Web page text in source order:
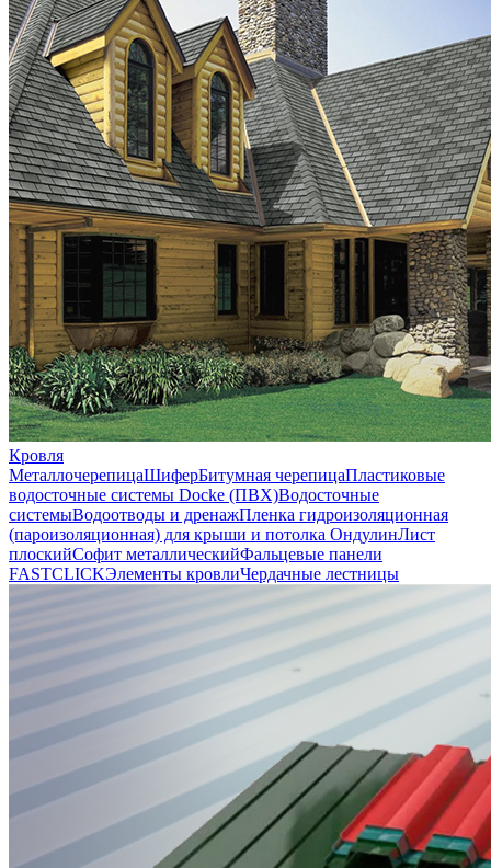
Кровля
МеталлочерепицаШиферБитумная черепицаПластиковые
водосточные системы Docke (ПВХ)Водосточные
системыВодоотводы и дренажПленка гидроизоляционная
(пароизоляционная) для крыши и потолка ОндулинЛист
плоскийСофит металлическийФальцевые панели
FASTCLICKЭлементы кровлиЧердачные лестницы